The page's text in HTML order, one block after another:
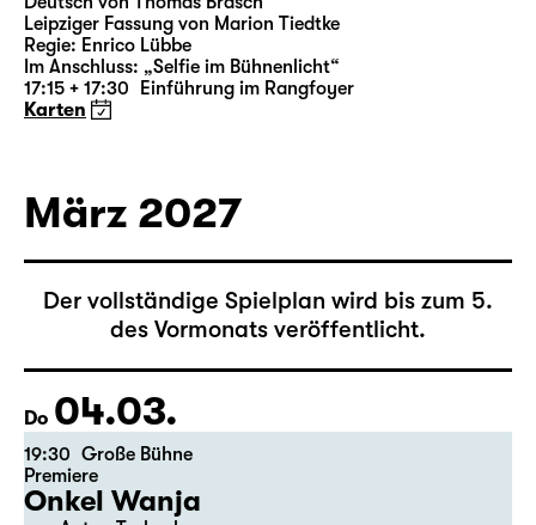
18:00 — 21:10 Große Bühne
Richard III
von William Shakespeare
Deutsch von Thomas Brasch
Leipziger Fassung von Marion Tiedtke
Karten
März 2027
Der vollständige Spielplan wird bis zum 5.
des Vormonats veröffentlicht.
Do 04.03.